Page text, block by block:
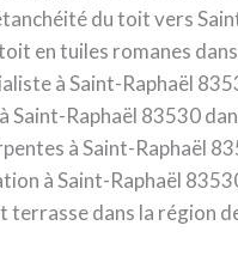
du toit vers
en tuiles romanes
à Saint-Raphaël
Saint-Raphaël 83530
à Saint-Raphaël
à Saint-Raphaël
dans la région